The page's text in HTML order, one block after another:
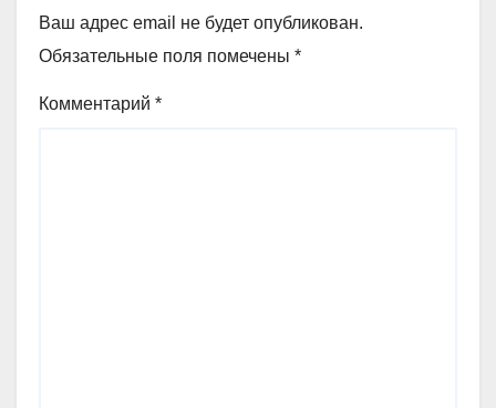
Ваш адрес email не будет опубликован.
Обязательные поля помечены *
Комментарий *